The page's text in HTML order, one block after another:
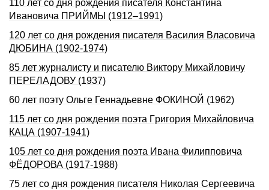
110 лет со дня рождения писателя Константина
Ивановича ПРИЙМЫ (1912–1991)
120 лет со дня pождения писателя Василия Власовича
ДЮБИHА (1902-1974)
85 лет журналисту и писателю Виктору Михайловичу
ПЕРЕЛАДОВУ (1937)
60 лет поэту Ольге Геннадьевне ФОКИНОЙ (1962)
115 лет со дня pождения поэта Гpигоpия Михайловича
КАЦА (1907-1941)
105 лет со дня рождения поэта Ивана Филипповича
ФЁДОРОВА (1917-1988)
75 лет со дня рождения писателя Николая Сергеевича